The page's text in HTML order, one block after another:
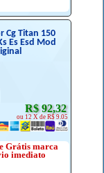
Cg Titan 150
Es Esd Mod
R$ 92,32
ou 12 X de R$ 9.05
Grátis marca
imediato